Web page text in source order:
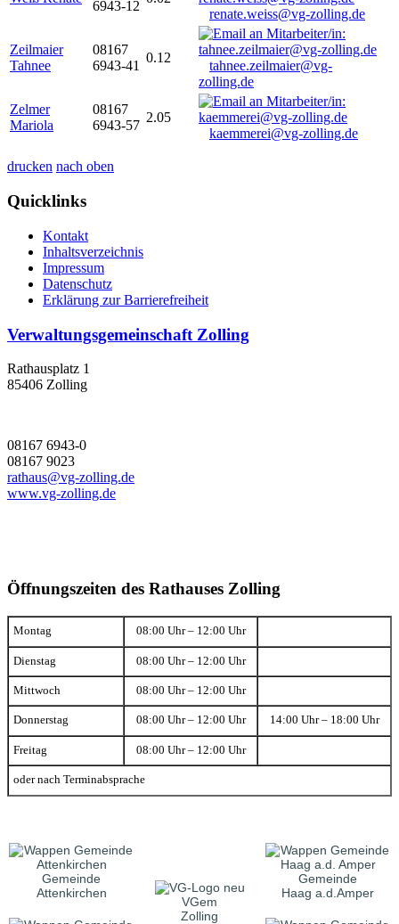
6943-12
renate.weiss@vg-zolling.de
Zeilmaier
Tahnee
08167
6943-41
0.12
tahnee.zeilmaier@vg-
zolling.de
Zelmer
Mariola
08167
6943-57
2.05
kaemmerei@vg-zolling.de
drucken nach oben
Quicklinks
Kontakt
Inhaltsverzeichnis
Impressum
Datenschutz
Erklärung zur Barrierefreiheit
Verwaltungsgemeinschaft Zolling
Rathausplatz 1
85406 Zolling
08167 6943-0
08167 9023
rathaus@vg-zolling.de
www.vg-zolling.de
Öffnungszeiten des Rathauses Zolling
Montag 08:00 Uhr – 12:00 Uhr
Dienstag 08:00 Uhr – 12:00 Uhr
Mittwoch 08:00 Uhr – 12:00 Uhr
Donnerstag 08:00 Uhr – 12:00 Uhr 14:00 Uhr – 18:00 Uhr
Freitag 08:00 Uhr – 12:00 Uhr
oder nach Terminabsprache
Gemeinde
Attenkirchen
VGem
Zolling
Gemeinde
Haag a.d.Amper